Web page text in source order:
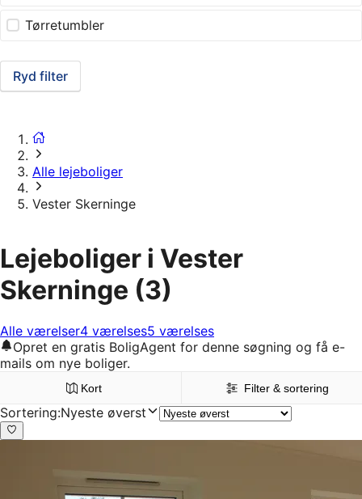
Tørretumbler
Ryd filter
Alle lejeboliger
Vester Skerninge
Lejeboliger i Vester
Skerninge (3)
Alle værelser4 værelses5 værelses
Opret en gratis BoligAgent for denne søgning og få e-
mails om nye boliger.
Kort Filter & sortering
Sortering:Nyeste øverst